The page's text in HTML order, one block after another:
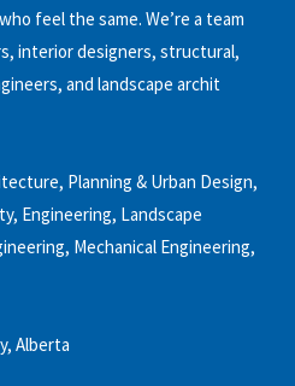
feel the same. We’re a team
interior designers, structural,
and landscape archit
Planning & Urban Design,
Engineering, Landscape
Mechanical Engineering,
Alberta